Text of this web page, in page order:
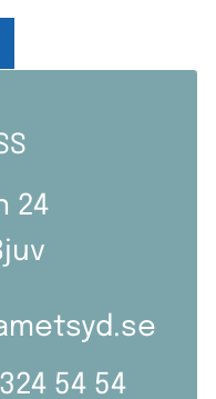
24
54 54